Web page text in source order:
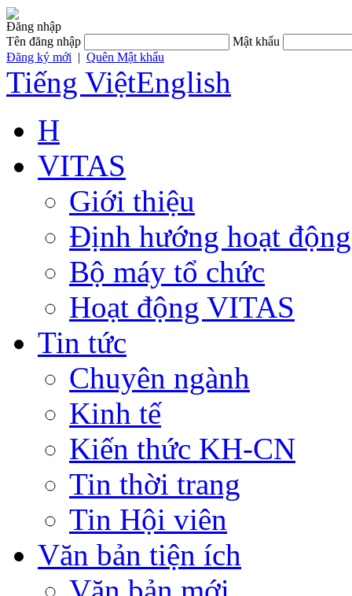
Đăng nhập
Tên đăng nhập
Mật khẩu
Đăng ký mới | Quên Mật khẩu
Tiếng ViệtEnglish
H
VITAS
Giới thiệu
Định hướng hoạt động
Bộ máy tổ chức
Hoạt động VITAS
Tin tức
Chuyên ngành
Kinh tế
Kiến thức KH-CN
Tin thời trang
Tin Hội viên
Văn bản tiện ích